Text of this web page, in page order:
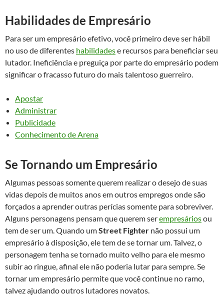
Habilidades de Empresário
Para ser um empresário efetivo, você primeiro deve ser hábil
no uso de diferentes habilidadese recursos para beneficiar seu
lutador. Ineficiência e preguiça por parte do empresário podem
significar o fracasso futuro do mais talentoso guerreiro.
Apostar
Administrar
Publicidade
Conhecimento de Arena
Se Tornando um Empresário
Algumas pessoas somente querem realizar o desejo de suas
vidas depois de muitos anos em outros empregos onde são
forçados a aprender outras perícias somente para sobreviver.
Alguns personagens pensam que querem serempresáriosou
tem de ser um. Quando umStreet Fighter não possui um
empresário à disposição, ele tem de se tornar um. Talvez, o
personagem tenha se tornado muito velho para ele mesmo
subir ao ringue, afinal ele não poderia lutar para sempre. Se
tornar um empresário permite que você continue no ramo,
talvez ajudando outros lutadores novatos.